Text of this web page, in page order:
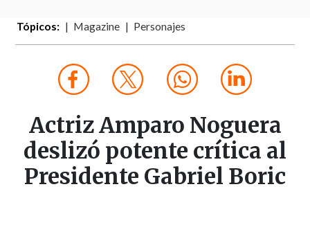
Tópicos: Magazine Personajes
Actriz Amparo Noguera
deslizó potente crítica al
Presidente Gabriel Boric